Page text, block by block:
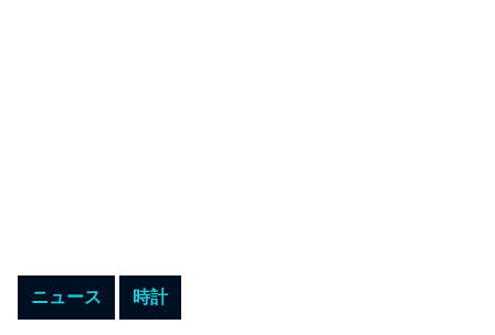
ニュース 時計